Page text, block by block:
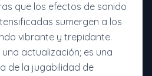
que los efectos de sonido
sumergen a los
vibrante y trepidante.
actualización; es una
de la jugabilidad de